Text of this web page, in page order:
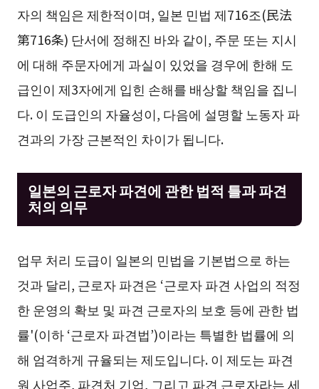
자의 책임은 제한적이며, 일본 민법 제716조(民法
第716条) 단서에 정해진 바와 같이, 주문 또는 지시
에 대해 주문자에게 과실이 있었을 경우에 한해 도
급인이 제3자에게 입힌 손해를 배상할 책임을 집니
다. 이 도급인의 자율성이, 다음에 설명할 노동자 파
견과의 가장 근본적인 차이가 됩니다.
일본의 근로자 파견에 관한 법적 틀과 파견
처의 의무
업무 처리 도급이 일본의 민법을 기본법으로 하는
것과 달리, 근로자 파견은 ‘근로자 파견 사업의 적정
한 운영의 확보 및 파견 근로자의 보호 등에 관한 법
률'(이하 ‘근로자 파견법’)이라는 특별한 법률에 의
해 엄격하게 규율되는 제도입니다. 이 제도는 파견
원 사업주, 파견처 기업, 그리고 파견 근로자라는 세